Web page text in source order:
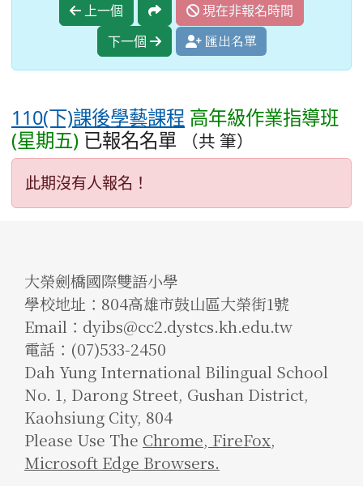
上一個
現在非報名時間
下一個
匯出名單
110(下)課後學藝課程 高年級作業指導班
(星期五) 已報名名單 （共 筆）
此期沒有人報名！
大榮劍橋國際雙語小學
學校地址：804高雄市鼓山區大榮街1號
Email：dyibs@cc2.dystcs.kh.edu.tw
電話：(07)533-2450
Dah Yung International Bilingual School
No. 1, Darong Street, Gushan District,
Kaohsiung City, 804
Please Use The Chrome, FireFox,
Microsoft Edge Browsers.